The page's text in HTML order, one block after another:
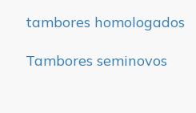
tambores homologados
Tambores seminovos